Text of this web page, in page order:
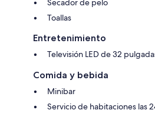
Toallas
Entretenimiento
Televisión LED de 32
Comida y bebida
Minibar
Servicio de habitaciones las